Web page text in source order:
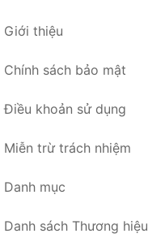
Giới thiệu
Chính sách bảo mật
Điều khoản sử dụng
Miễn trừ trách nhiệm
Danh mục
Danh sách Thương hiệu